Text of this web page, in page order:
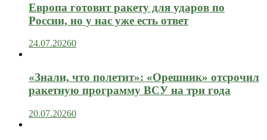
Европа готовит ракету для ударов по
России, но у нас уже есть ответ
24.07.20260
«Знали, что полетит»: «Орешник» отсрочил
ракетную программу ВСУ на три года
20.07.20260